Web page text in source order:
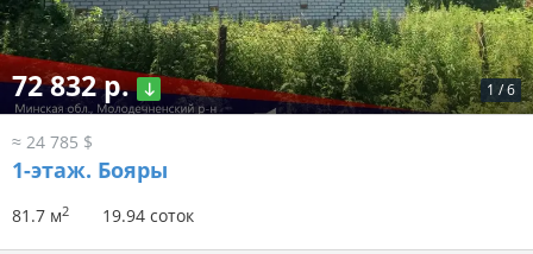
1 /6
72 832 р.
≈ 24 785 $
1-этаж. Бояры
81.7 м2 19.94 соток